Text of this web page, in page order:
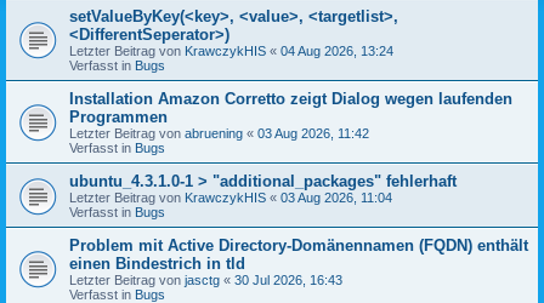
setValueByKey(<key>, <value>, <targetlist>,
<DifferentSeperator>)
Letzter Beitrag von KrawczykHIS « 04 Aug 2026, 13:24
Verfasst in Bugs
Installation Amazon Corretto zeigt Dialog wegen laufenden
Programmen
Letzter Beitrag von abruening « 03 Aug 2026, 11:42
Verfasst in Bugs
ubuntu_4.3.1.0-1 > "additional_packages" fehlerhaft
Letzter Beitrag von KrawczykHIS « 03 Aug 2026, 11:04
Verfasst in Bugs
Problem mit Active Directory-Domänennamen (FQDN) enthält
einen Bindestrich in tld
Letzter Beitrag von jasctg « 30 Jul 2026, 16:43
Verfasst in Bugs